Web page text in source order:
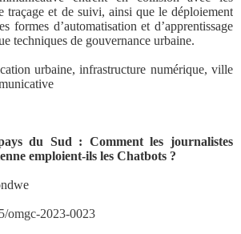
traçage et de suivi, ainsi que le déploiement
formes d’automatisation et d’apprentissage
techniques de gouvernance urbaine.
urbaine, infrastructure numérique, ville
du Sud : Comment les journalistes
emploient-ils les Chatbots ?
omgc-2023-0023